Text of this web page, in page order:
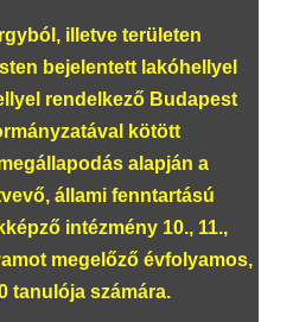
illetve területen
bejelentett lakóhellyel
rendelkező Budapest
kötött
alapján a
állami fenntartású
intézmény 10., 11.,
megelőző évfolyamos,
tanulója számára.